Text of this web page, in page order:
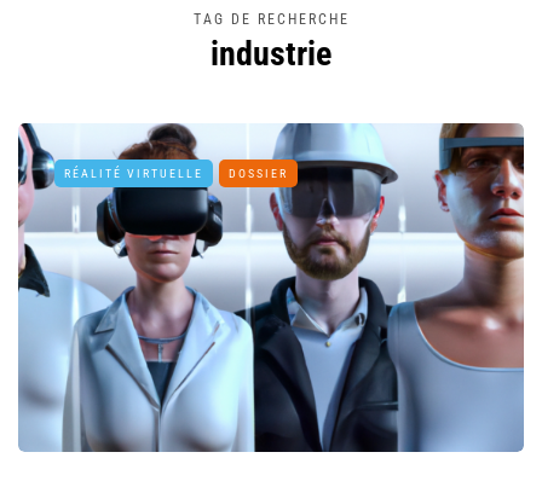
TAG DE RECHERCHE
industrie
RÉALITÉ VIRTUELLE DOSSIER